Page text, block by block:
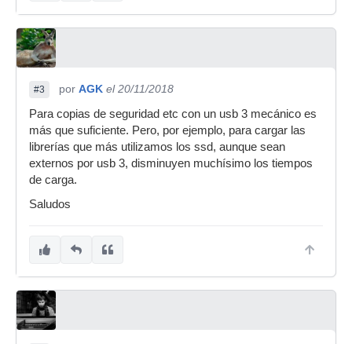
#3 por AGK el 20/11/2018
Para copias de seguridad etc con un usb 3 mecánico es
más que suficiente. Pero, por ejemplo, para cargar las
librerías que más utilizamos los ssd, aunque sean
externos por usb 3, disminuyen muchísimo los tiempos
de carga.
Saludos